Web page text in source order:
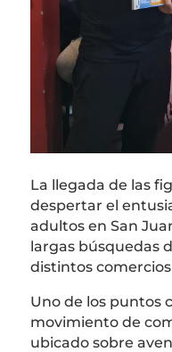
La llegada de las
despertar el
adultos en San
largas búsquedas
distintos
Uno de los puntos
movimiento de
ubicado sobre